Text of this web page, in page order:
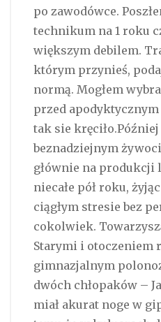
po zawodówce.
technikum na 1 roku
większym debilem.
którym przynieś,
normą. Mogłem
przed apodyktycznym
tak sie
beznadziejnym
głównie na produkcji
niecałe pół roku,
ciągłym stresie bez
cokolwiek.
Starymi i otoczeniem
gimnazjalnym
dwóch chłopaków –
miał akurat noge w